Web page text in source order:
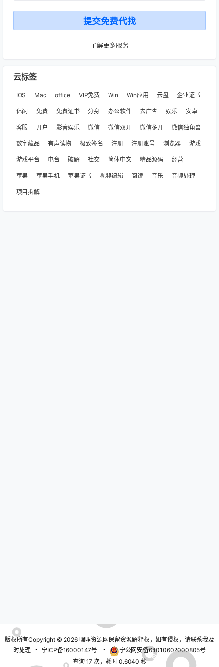
了解更多服务
云标签
IOS Mac office VIP免费 Win Win应用 云盘 企业证书
休闲 免费 免费证书 分身 办公软件 去广告 娱乐 安卓
客服 开户 影音娱乐 微信 微信双开 微信多开 微信独角兽
数字藏品 有声读物 极致签名 注册 注册账号 浏览器 游戏
游戏平台 电台 破解 社交 简体中文 精品源码 经营
苹果 苹果手机 苹果证书 视频编辑 阅读 音乐 音频处理
项目拆解
版权所有Copyright © 2026 嘿哩资源网保留资源解释权，如有侵权，请联系我及
时处理 ・ 宁ICP备16000147号 ・
宁公网安备64010602000805号
查询 17 次，耗时 0.6040 秒